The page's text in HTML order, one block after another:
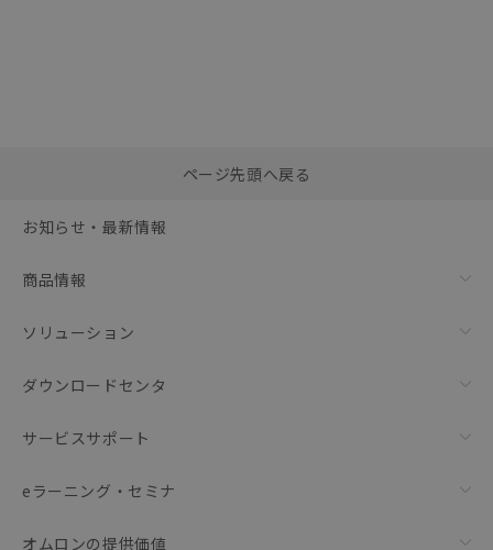
括ダウンロード
ページ先頭へ戻る
お知らせ・最新情報
商品情報
ソリューション
ダウンロードセンタ
サービスサポート
eラーニング・セミナ
オムロンの提供価値